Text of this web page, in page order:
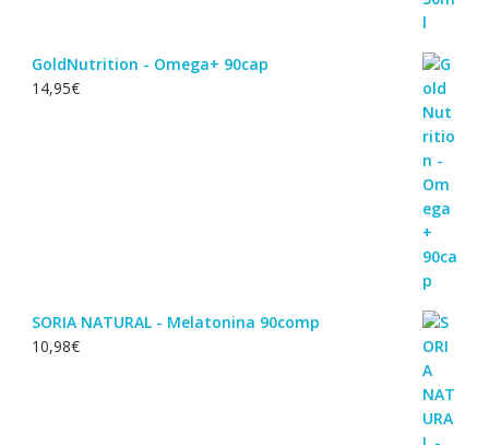
GoldNutrition - Omega+ 90cap
14,95€
SORIA NATURAL - Melatonina 90comp
10,98€